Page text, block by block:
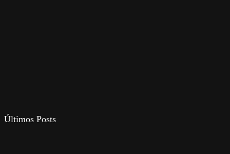
Últimos Posts